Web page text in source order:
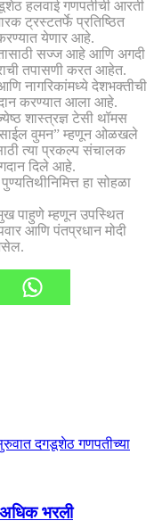
हलवाई गणपतीची आरती
ट्रस्टतर्फे प्रतिष्ठित
येणार आहे.
सज्ज आहे आणि अगदी
तपासणी करत आहेत.
नागरिकांमध्ये देशभक्तीची
करण्यात आला आहे.
शास्त्रज्ञ टेसी थॉमस
वुमन” म्हणून ओळखले
त्या प्रकल्प संचालक
दिले आहे.
हा सोहळा
पाहुणे म्हणून उपस्थित
आणि पंतप्रधान मोदी
भरली